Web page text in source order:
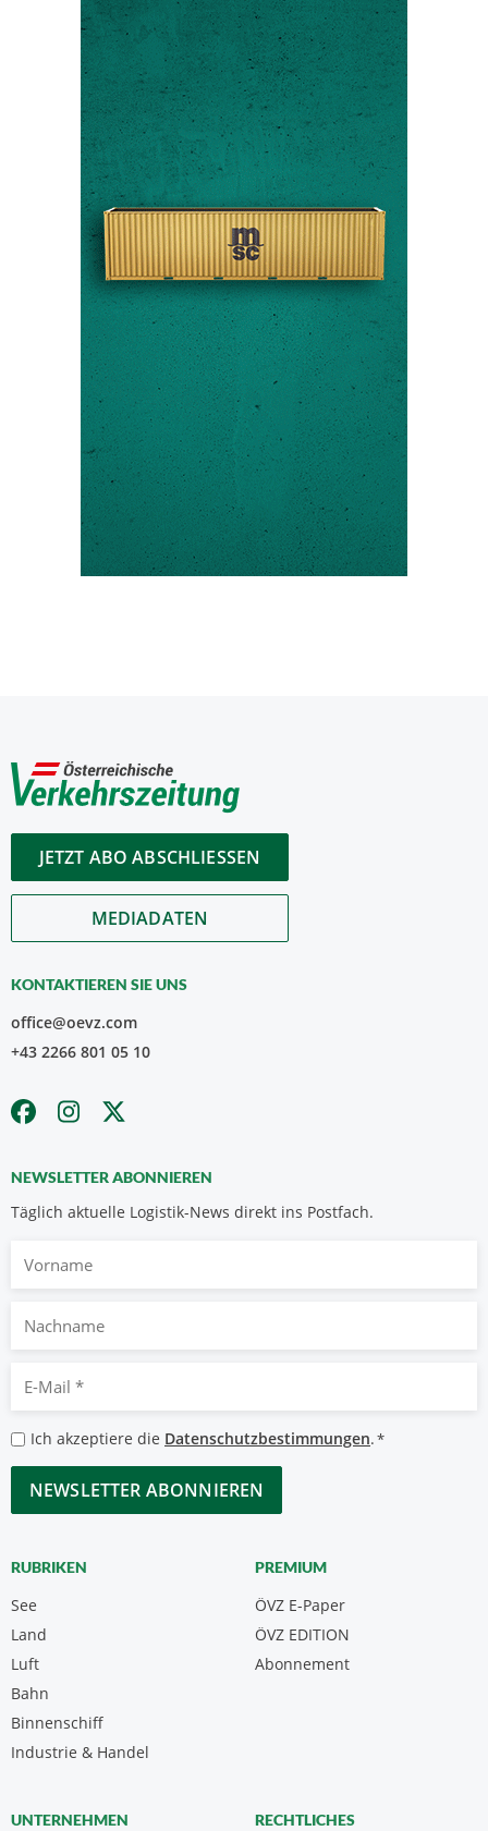
JETZT ABO ABSCHLIESSEN
MEDIADATEN
KONTAKTIEREN SIE UNS
office@oevz.com
+43 2266 801 05 10
NEWSLETTER ABONNIEREN
Täglich aktuelle Logistik-News direkt ins Postfach.
Nachname
Mail
*
Datenschutzbestimmungen
*
Ich akzeptiere die Datenschutzbestimmungen.*
CAPTCHA
RUBRIKEN
See
Land
Luft
Bahn
Binnenschiff
Industrie & Handel
PREMIUM
ÖVZ E-Paper
Abonnement
ÖVZ EDITION
UNTERNEHMEN RECHTLICHES